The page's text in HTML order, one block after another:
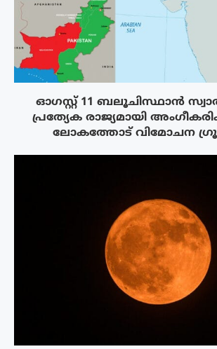
ഓഗസ്റ്റ് 11 ബലൂചിസ്ഥാൻ
പ്രത്യേക രാജ്യമായി
ലോകത്തോട് വിമോചന